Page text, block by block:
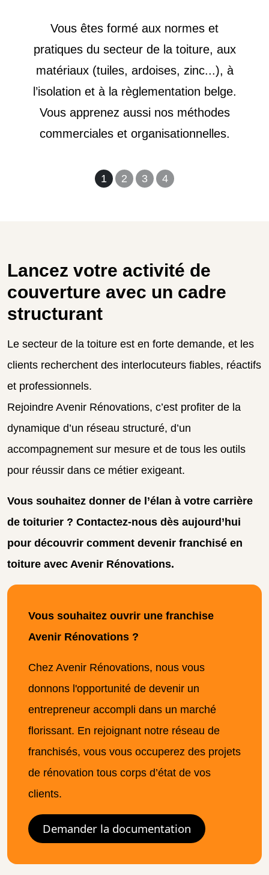
1 2 3 4
Vous êtes formé aux normes et
pratiques du secteur de la toiture, aux
matériaux (tuiles, ardoises, zinc...), à
l’isolation et à la règlementation belge.
Vous apprenez aussi nos méthodes
commerciales et organisationnelles.
Lancez votre activité de
couverture avec un cadre
structurant
Le secteur de la toiture est en forte demande, et les
clients recherchent des interlocuteurs fiables, réactifs
et professionnels.
Rejoindre Avenir Rénovations, c’est profiter de la
dynamique d’un réseau structuré, d’un
accompagnement sur mesure et de tous les outils
pour réussir dans ce métier exigeant.
Vous souhaitez donner de l’élan à votre carrière
de toiturier ? Contactez-nous dès aujourd’hui
pour découvrir comment devenir franchisé en
toiture avec Avenir Rénovations.
Vous souhaitez ouvrir une franchise
Avenir Rénovations ?
Chez Avenir Rénovations, nous vous
donnons l'opportunité de devenir un
entrepreneur accompli dans un marché
florissant. En rejoignant notre réseau de
franchisés, vous vous occuperez des projets
de rénovation tous corps d’état de vos
clients.​
Demander la documentation